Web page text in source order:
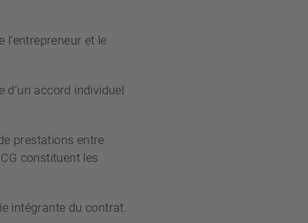
et le
d’un accord individuel
prestations entre
constituent les
intégrante du contrat.